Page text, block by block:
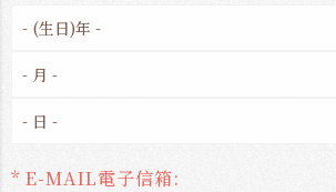
* E-MAIL電子信箱: